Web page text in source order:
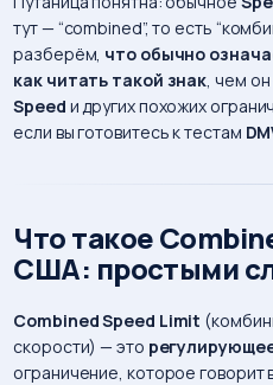
тут — “combined”, то есть
разберём, что обычно
как читать такой знак, чем он
Speed и других похожих
если вы готовитесь к тестам
Что такое
США: простыми
Combined Speed Limit
скорости) — это
ограничение, которое говорит